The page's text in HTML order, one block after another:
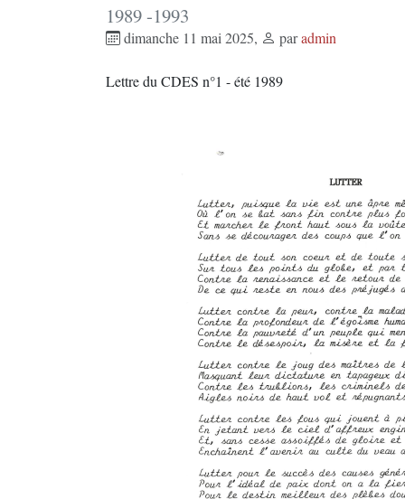
1989 -1993
dimanche 11 mai 2025, paradmin
Lettre du CDES n°1 - été 1989